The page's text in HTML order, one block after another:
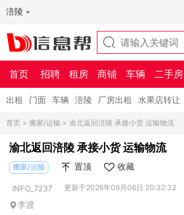
涪陵
首页 招聘 租房 商铺 车辆 二手房
出租 门面 车辆 涪陵 厂房出租 水果店转让
首页 > 搬家/运输 > 渝北返回涪陵 承接小货 运输物流
渝北返回涪陵 承接小货 运输物流
搬家/运输 置顶 收藏
INFO_7237 更新于2026年06月06日 20:32:32
李渡